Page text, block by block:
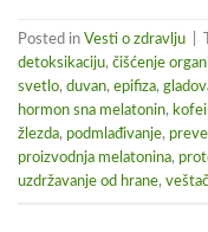
Posted in Vesti o zdravlju
detoksikaciju, čišćenje
svetlo, duvan, epifiza,
hormon sna melatonin,
žlezda, podmlađivanje,
proizvodnja melatonina,
uzdržavanje od hrane,